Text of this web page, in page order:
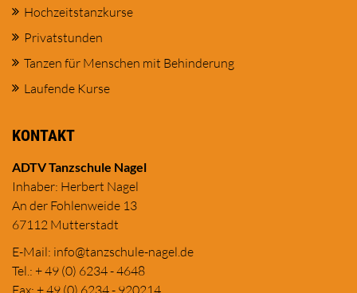
Hochzeitstanzkurse
Privatstunden
Tanzen für Menschen mit Behinderung
Laufende Kurse
KONTAKT
ADTV Tanzschule Nagel
Inhaber: Herbert Nagel
An der Fohlenweide 13
67112 Mutterstadt
E-Mail: info@tanzschule-nagel.de
Tel.: + 49 (0) 6234 - 4648
Fax: + 49 (0) 6234 - 920214